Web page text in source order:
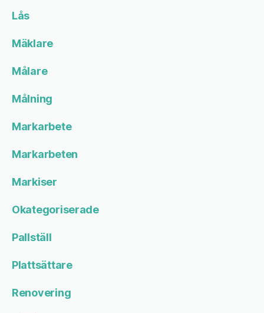
Lås
Mäklare
Målare
Målning
Markarbete
Markarbeten
Markiser
Okategoriserade
Pallställ
Plattsättare
Renovering